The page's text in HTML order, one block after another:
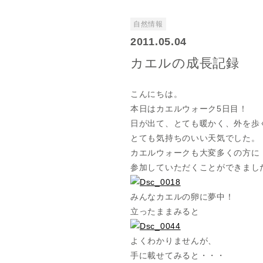
自然情報
2011.05.04
カエルの成長記録
こんにちは。
本日はカエルウォーク5日目！
日が出て、とても暖かく、外を歩
とても気持ちのいい天気でした。
カエルウォークも大変多くの方に
参加していただくことができまし
みんなカエルの卵に夢中！
立ったままみると
よくわかりませんが、
手に載せてみると・・・